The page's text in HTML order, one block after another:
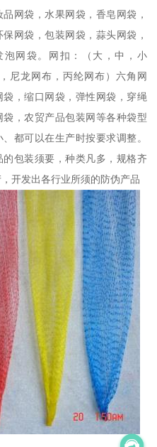
网袋，水果网袋，香皂网袋，
网袋，包装网袋，蒜头网袋，
网袋。网扣：（大，中，小
尼龙网布，丙纶网布）六角网
，缩口网袋，弹性网袋，穿绳
，农贸产品包装网等各种袋型
都可以在生产时按要求调整。
包装须要，种类凡多，规格齐
开发出各行业所须的防伪产品